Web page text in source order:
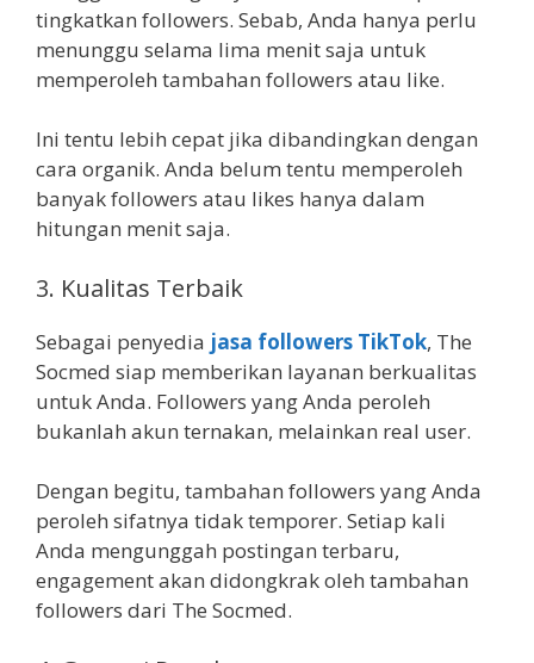
tingkatkan followers. Sebab, Anda hanya perlu
menunggu selama lima menit saja untuk
memperoleh tambahan followers atau like.
Ini tentu lebih cepat jika dibandingkan dengan
cara organik. Anda belum tentu memperoleh
banyak followers atau likes hanya dalam
hitungan menit saja.
3. Kualitas Terbaik
Sebagai penyedia jasa followers TikTok, The
Socmed siap memberikan layanan berkualitas
untuk Anda. Followers yang Anda peroleh
bukanlah akun ternakan, melainkan real user.
Dengan begitu, tambahan followers yang Anda
peroleh sifatnya tidak temporer. Setiap kali
Anda mengunggah postingan terbaru,
engagement akan didongkrak oleh tambahan
followers dari The Socmed.